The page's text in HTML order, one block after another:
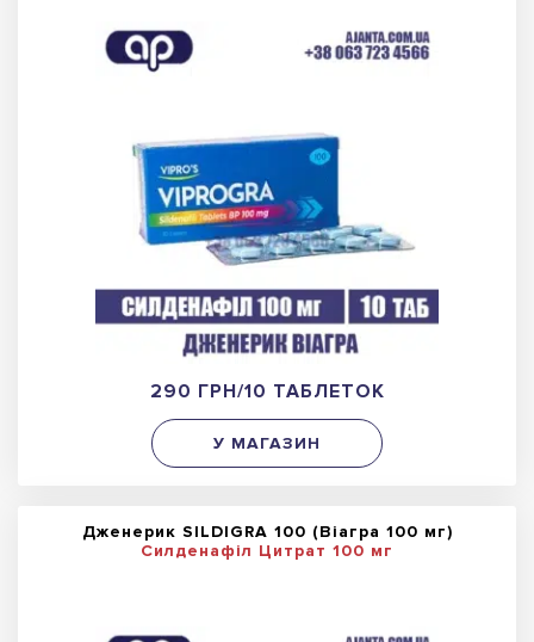
290 ГРН/10 ТАБЛЕТОК
У МАГАЗИН
Дженерик SILDIGRA 100 (Віагра 100 мг)
Силденафіл Цитрат 100 мг